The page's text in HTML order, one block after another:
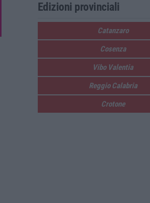
Edizioni provinciali
Catanzaro
Cosenza
Vibo Valentia
Reggio Calabria
Crotone